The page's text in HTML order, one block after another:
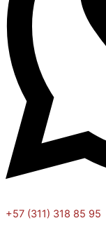
+57 (311) 318 85 95